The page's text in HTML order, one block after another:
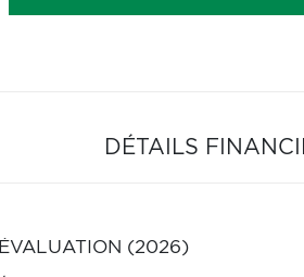
DÉTAILS
ÉVALUATION (2026)